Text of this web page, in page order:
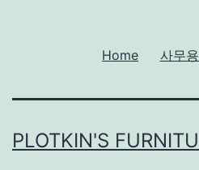
Home 사무
PLOTKIN'S